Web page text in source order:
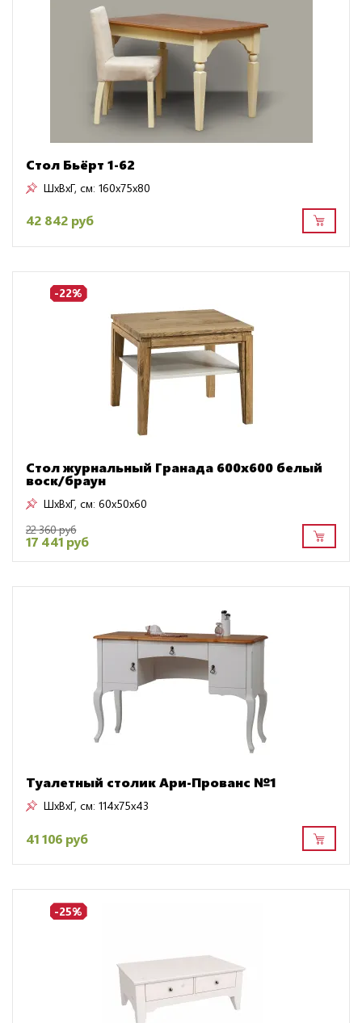
Стол Бьёрт 1-62
ШxВxГ, см: 160x75x80
42 842 руб
-22%
Стол журнальный Гранада 600х600 белый
воск/браун
ШxВxГ, см: 60x50x60
22 360 руб
17 441 руб
Туалетный столик Ари-Прованс №1
ШxВxГ, см: 114x75x43
41 106 руб
-25%